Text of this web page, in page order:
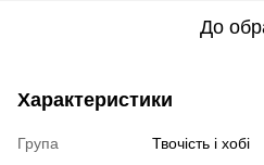
До
Характеристики
Група
Твочість і хобі